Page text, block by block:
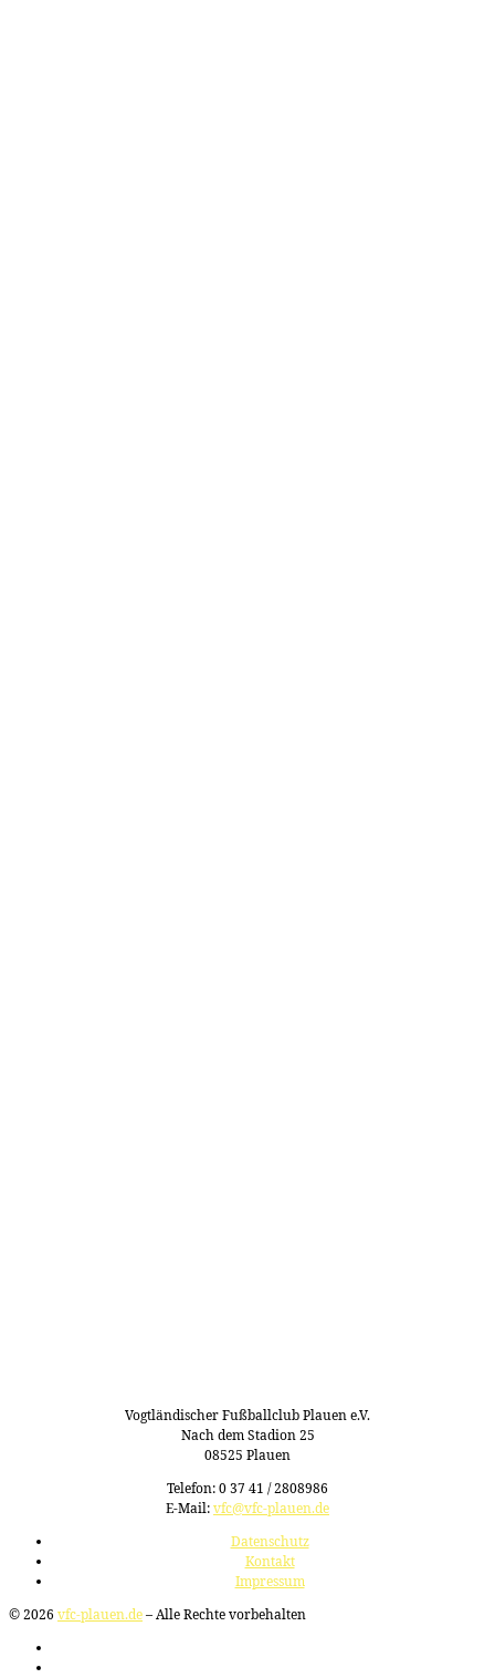
Vogtländischer Fußballclub Plauen e.V.
Nach dem Stadion 25
08525 Plauen
Telefon: 0 37 41 / 2808986
E-Mail:vfc@vfc-plauen.de
Datenschutz
Kontakt
Impressum
© 2026 vfc-plauen.de– Alle Rechte vorbehalten